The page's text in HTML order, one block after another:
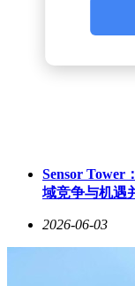
Sensor Tower
域竞争与机遇
2026-06-03